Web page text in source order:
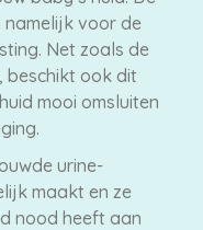
voor de
Net zoals de
beschikt ook dit
mooi omsluiten
urine-
maakt en ze
nood heeft aan